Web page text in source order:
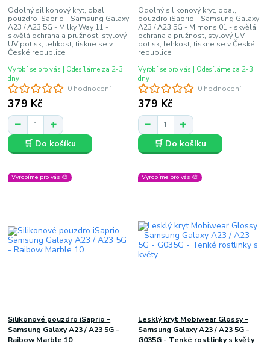
0 hodnocení
Odolný silikonový kryt, obal,
pouzdro iSaprio - Samsung Galaxy
A23 / A23 5G - Milky Way 11 -
skvělá ochrana a pružnost, stylový
UV potisk, lehkost, tiskne se v
České republice
379 Kč
Vyrobí se pro vás | Odesíláme za 2-3
dny
🛒 Do košíku
0 hodnocení
Odolný silikonový kryt, obal,
pouzdro iSaprio - Samsung Galaxy
A23 / A23 5G - Mimons 01 - skvělá
ochrana a pružnost, stylový UV
potisk, lehkost, tiskne se v České
republice
379 Kč
Vyrobí se pro vás | Odesíláme za 2-3
dny
🛒 Do košíku
Vyrobíme pro vás 🎨
Silikonové pouzdro iSaprio -
Samsung Galaxy A23 / A23 5G -
Raibow Marble 10
Vyrobíme pro vás 🎨
Lesklý kryt Mobiwear Glossy -
Samsung Galaxy A23 / A23 5G -
G035G - Tenké rostlinky s květy